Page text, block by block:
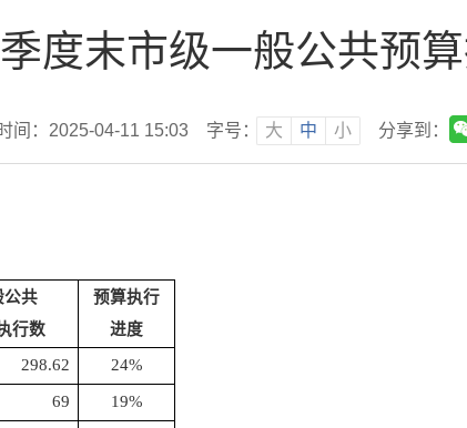
度末市级一般公共预
间：2025-04-11 15:03 字号： 大 中 小 分享到：
公共
行数
预算执行
进度
298.62 24%
69 19%